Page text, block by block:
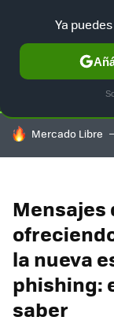
SELECCIÓN
HOY SE HABLA
Mercado Libre
Mensajes
la nueva
phishing:
saber
Ya